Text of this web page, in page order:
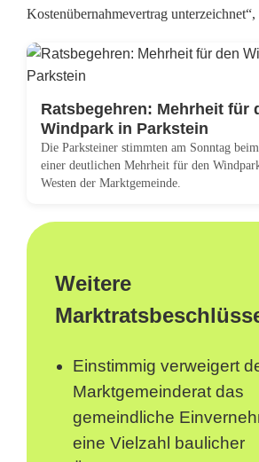
Kostenübernahmevertrag
Ratsbegehren: Mehrheit für
Windpark in Parkstein
Die Parksteiner stimmten am Sonntag
einer deutlichen Mehrheit für den
Westen der Marktgemeinde.
Weitere
Einstimmig verweigert
Marktgemeinderat das
gemeindliche
eine Vielzahl baulicher